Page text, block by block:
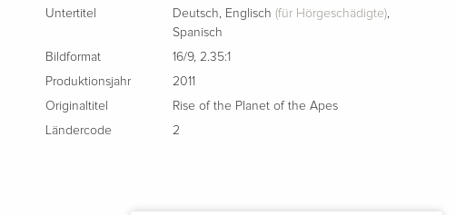
Standard Edition
CHF 16.50
Italienisch
Untertitel
Deutsch, Englisch (für Hörgeschädigte),
Spanisch
Bildformat
16/9,2.35:1
Produktionsjahr
2011
Originaltitel
Rise of the Planet of the Apes
Ländercode
2